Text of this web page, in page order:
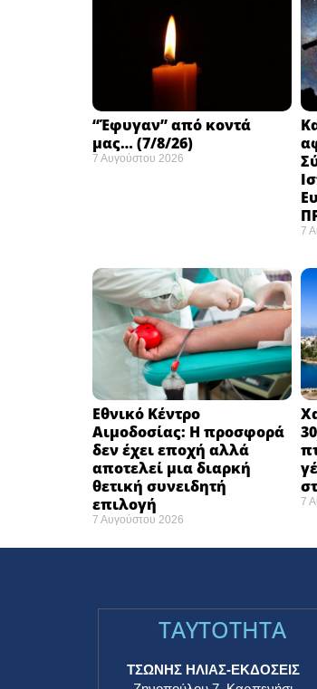
“Έφυγαν” από κοντά
μας… (7/8/26)
7 Αυγούστου 2026
7
Εθνικό Κέντρο
Αιμοδοσίας: H προσφορά
δεν έχει εποχή αλλά
αποτελεί μια διαρκή
θετική συνειδητή
επιλογή ​
7 Αυγούστου 2026
7
TAYTOTHTA
ΤΣΩΝΗΣ ΗΛΙΑΣ-ΕΚΔΟΣΕΙΣ